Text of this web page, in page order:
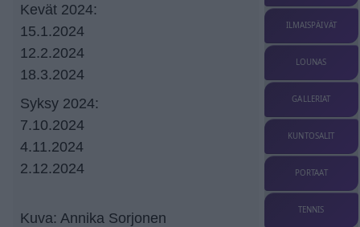
Kevät 2024:
15.1.2024
12.2.2024
18.3.2024
Syksy 2024:
7.10.2024
4.11.2024
2.12.2024
Kuva: Annika Sorjonen
ILMAISPÄIVÄT
LOUNAS
GALLERIAT
KUNTOSALIT
PORTAAT
TENNIS